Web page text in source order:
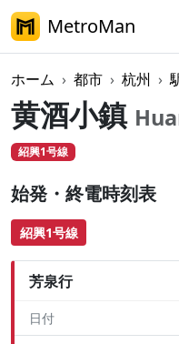
MetroMan
ホーム 都市 杭州
黄酒小鎮
紹興1号線
始発・終電時刻表
紹興1号線
芳泉行
日付